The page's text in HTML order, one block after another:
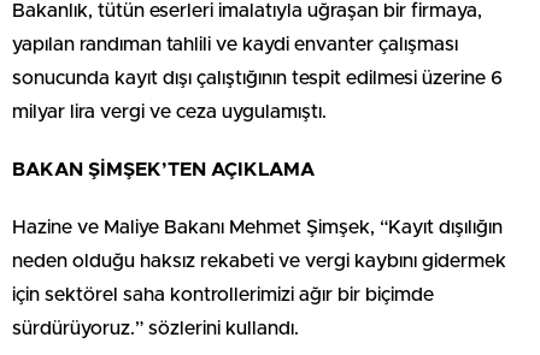
Bakanlık, tütün eserleri imalatıyla uğraşan bir firmaya,
yapılan randıman tahlili ve kaydi envanter çalışması
sonucunda kayıt dışı çalıştığının tespit edilmesi üzerine 6
milyar lira vergi ve ceza uygulamıştı.
BAKAN ŞİMŞEK’TEN AÇIKLAMA
Hazine ve Maliye Bakanı Mehmet Şimşek, “Kayıt dışılığın
neden olduğu haksız rekabeti ve vergi kaybını gidermek
için sektörel saha kontrollerimizi ağır bir biçimde
sürdürüyoruz.” sözlerini kullandı.